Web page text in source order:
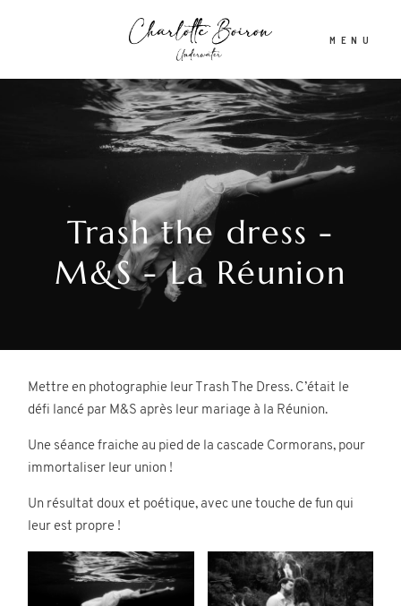
MENU
Trash the dress -
M&S - La Réunion
Mettre en photographie leur Trash The Dress. C’était le
défi lancé par M&S après leur mariage à la Réunion.
Une séance fraiche au pied de la cascade Cormorans, pour
immortaliser leur union !
Un résultat doux et poétique, avec une touche de fun qui
leur est propre !
Accueil
Shooting aquatique
Tirages d’Art & Affiches
©2026 COPYRIGHT Charlotte Boiron